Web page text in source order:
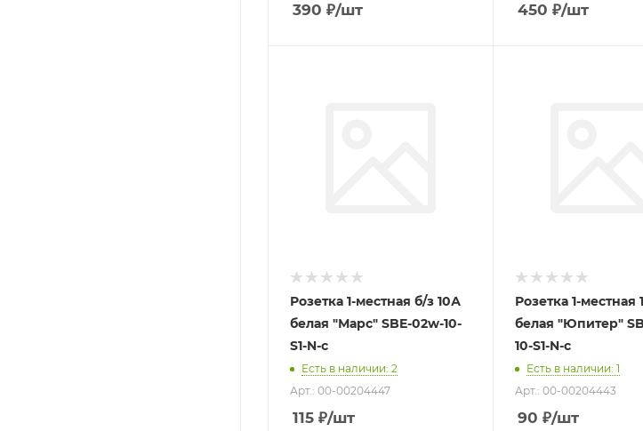
390 ₽/шт 450 ₽/шт
Розетка 1-местная б/з 10А
белая "Марс" SBE-02w-10-
S1-N-c
Есть в наличии: 2
Арт.: 00-00204447
115 ₽/шт
Розетка 1-местная
белая "Юпитер"
10-S1-N-c
Есть в наличии: 1
Арт.: 00-00204443
90 ₽/шт